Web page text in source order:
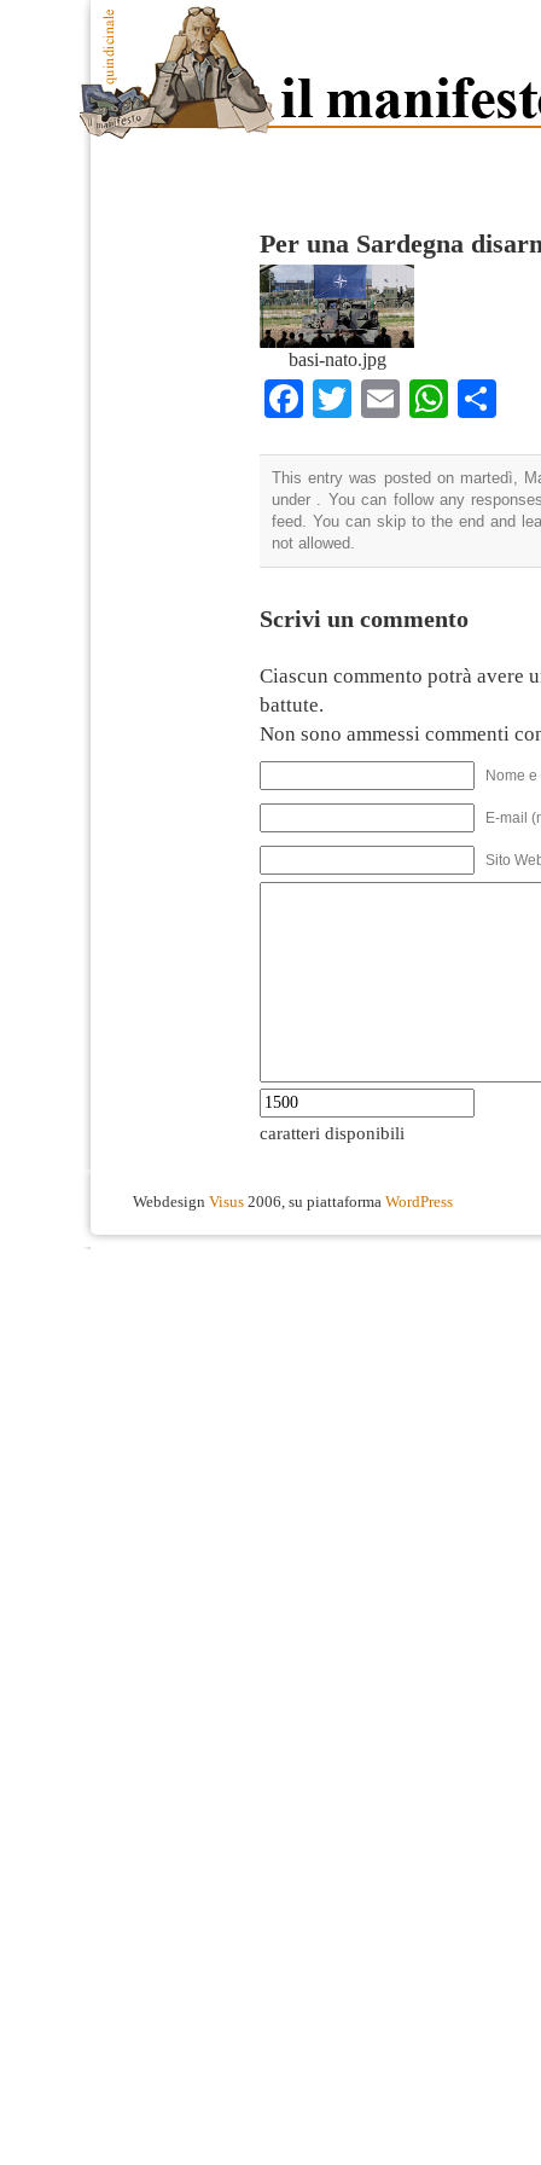
Per una Sardegna
basi-nato.jpg
Facebook
TwitterEmail
This entry was posted on martedì,
under . You can follow any
feed. You can skip to the end and
not allowed.
Scrivi un commento
Ciascun commento potrà avere
battute.
Non sono ammessi commenti
Nome
E-mail
Sito
caratteri disponibili
Webdesign Visus 2006, su piattaforma WordPress